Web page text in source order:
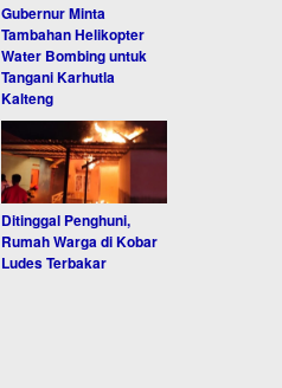
Gubernur Minta
Tambahan Helikopter
Water Bombing untuk
Tangani Karhutla
Kalteng
Ditinggal Penghuni,
Rumah Warga di Kobar
Ludes Terbakar